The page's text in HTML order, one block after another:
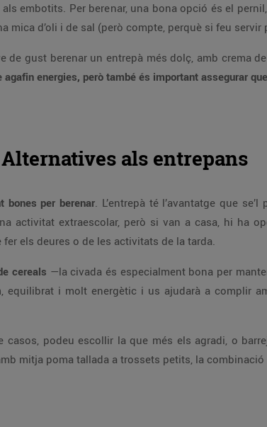
embotits. Per berenar, una bona opció és el
d’oli i de sal (però compte, perquè si feu servir
gust berenar un entrepà més dolç, amb crema
agafin energies, però també és important assegurar
Alternatives als entrepans
bones per berenar. L’entrepà té l’avantatge que
activitat extraescolar, però si van a casa, hi ha
els deures o de les activitats de la tarda.
cereals —la civada és especialment bona per
equilibrat i molt energètic i us ajudarà a complir
casos, podeu escollir la que més els agradi, o
mitja poma tallada a trossets petits, la combinació